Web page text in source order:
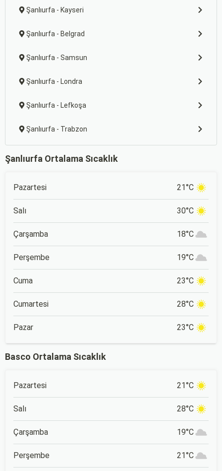
Şanlıurfa - Kayseri
Şanlıurfa - Belgrad
Şanlıurfa - Samsun
Şanlıurfa - Londra
Şanlıurfa - Lefkoşa
Şanlıurfa - Trabzon
Şanlıurfa Ortalama Sıcaklık
Pazartesi 21°C
Salı 30°C
Çarşamba 18°C
Perşembe 19°C
Cuma 23°C
Cumartesi 28°C
Pazar 23°C
Basco Ortalama Sıcaklık
Pazartesi 21°C
Salı 28°C
Çarşamba 19°C
Perşembe 21°C